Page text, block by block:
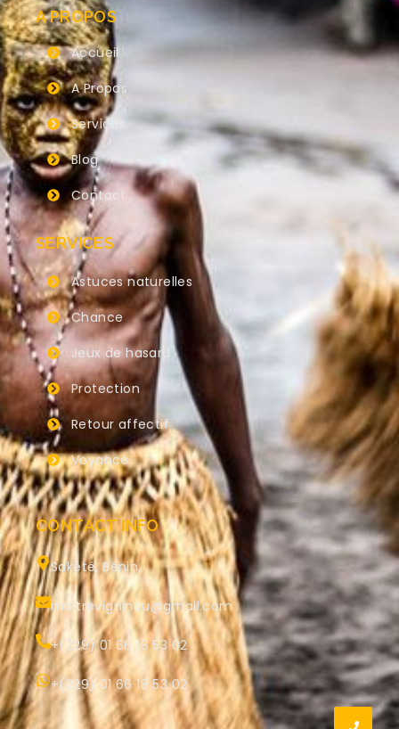
A PROPOS
Accueil
A Propos
Services
Blog
Contact
SERVICES
Astuces naturelles
Chance
Jeux de hasard
Protection
Retour affectif
Voyance
CONTACT INFO
Sakété, Bénin.
maitrevigninou@gmail.com
+(229) 01 66 18 53 02
+(229) 01 66 18 53 02